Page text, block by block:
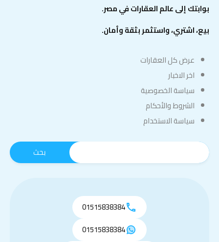
بوابتك إلى عالم العقارات في مصر.
بيع، اشتري، واستثمر بثقة وأمان.
عرض كل العقارات
اخر الاخبار
سياسة الخصوصية
الشروط والأحكام
سياسة الاستخدام
01515838384
01515838384